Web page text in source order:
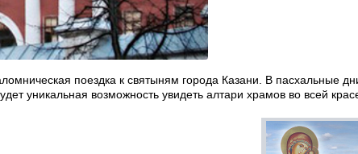
поездка к святыням города Казани. В пасхальные
уникальная возможность увидеть алтари храмов во всей